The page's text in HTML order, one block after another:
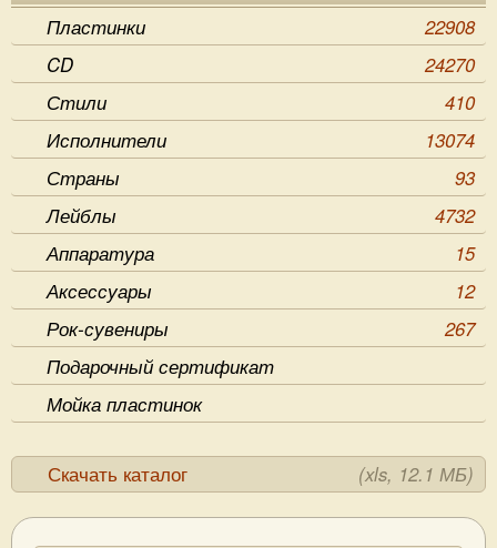
Пластинки
22908
CD
24270
Стили
410
Исполнители
13074
Страны
93
Лейблы
4732
Аппаратура
15
Аксессуары
12
Рок-сувениры
267
Подарочный сертификат
Мойка пластинок
Скачать каталог (xls, 12.1 МБ)